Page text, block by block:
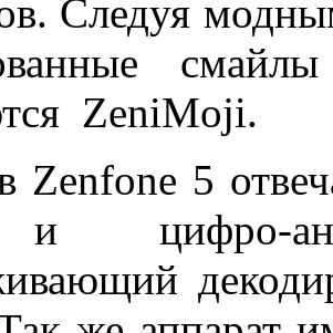
Следуя
ZeniMoji.
Zenfone 5